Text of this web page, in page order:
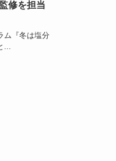
修を担当
ム『冬は塩分
...